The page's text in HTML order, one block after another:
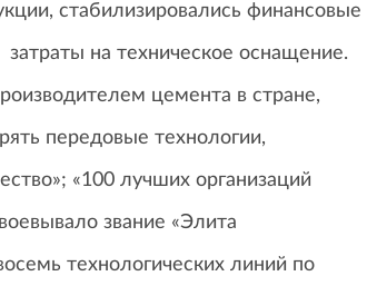
стабилизировались финансовые
затраты на техническое оснащение.
цемента в стране,
передовые технологии,
«100 лучших организаций
звание «Элита
технологических линий по